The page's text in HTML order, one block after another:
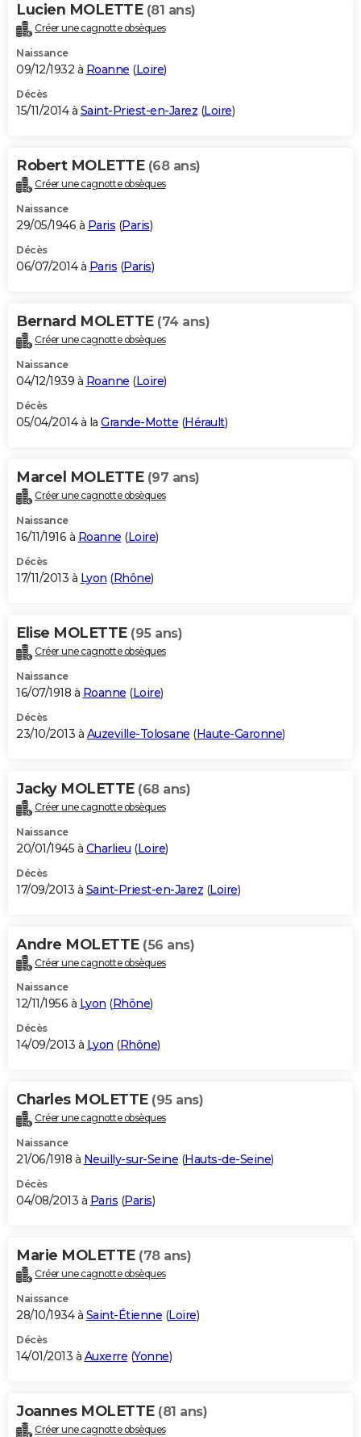
Lucien MOLETTE (81 ans)
Créer une cagnotte obsèques
Naissance
09/12/1932 à Roanne (Loire)
Décès
15/11/2014 à Saint-Priest-en-Jarez (Loire)
Robert MOLETTE (68 ans)
Créer une cagnotte obsèques
Naissance
29/05/1946 à Paris (Paris)
Décès
06/07/2014 à Paris (Paris)
Bernard MOLETTE (74 ans)
Créer une cagnotte obsèques
Naissance
04/12/1939 à Roanne (Loire)
Décès
05/04/2014 à la Grande-Motte (Hérault)
Marcel MOLETTE (97 ans)
Créer une cagnotte obsèques
Naissance
16/11/1916 à Roanne (Loire)
Décès
17/11/2013 à Lyon (Rhône)
Elise MOLETTE (95 ans)
Créer une cagnotte obsèques
Naissance
16/07/1918 à Roanne (Loire)
Décès
23/10/2013 à Auzeville-Tolosane (Haute-Garonne)
Jacky MOLETTE (68 ans)
Créer une cagnotte obsèques
Naissance
20/01/1945 à Charlieu (Loire)
Décès
17/09/2013 à Saint-Priest-en-Jarez (Loire)
Andre MOLETTE (56 ans)
Créer une cagnotte obsèques
Naissance
12/11/1956 à Lyon (Rhône)
Décès
14/09/2013 à Lyon (Rhône)
Charles MOLETTE (95 ans)
Créer une cagnotte obsèques
Naissance
21/06/1918 à Neuilly-sur-Seine (Hauts-de-Seine)
Décès
04/08/2013 à Paris (Paris)
Marie MOLETTE (78 ans)
Créer une cagnotte obsèques
Naissance
28/10/1934 à Saint-Étienne (Loire)
Décès
14/01/2013 à Auxerre (Yonne)
Joannes MOLETTE (81 ans)
Créer une cagnotte obsèques